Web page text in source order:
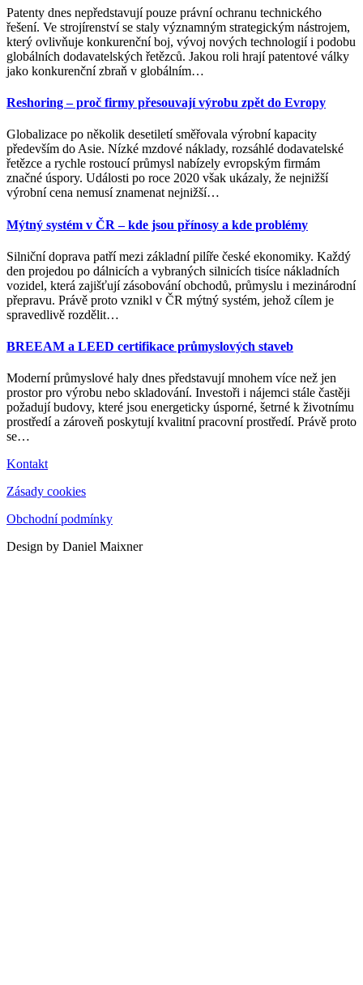
Patenty dnes nepředstavují pouze právní ochranu technického
řešení. Ve strojírenství se staly významným strategickým nástrojem,
který ovlivňuje konkurenční boj, vývoj nových technologií i podobu
globálních dodavatelských řetězců. Jakou roli hrají patentové války
jako konkurenční zbraň v globálním…
Reshoring – proč firmy přesouvají výrobu zpět do Evropy
Globalizace po několik desetiletí směřovala výrobní kapacity
především do Asie. Nízké mzdové náklady, rozsáhlé dodavatelské
řetězce a rychle rostoucí průmysl nabízely evropským firmám
značné úspory. Události po roce 2020 však ukázaly, že nejnižší
výrobní cena nemusí znamenat nejnižší…
Mýtný systém v ČR – kde jsou přínosy a kde problémy
Silniční doprava patří mezi základní pilíře české ekonomiky. Každý
den projedou po dálnicích a vybraných silnicích tisíce nákladních
vozidel, která zajišťují zásobování obchodů, průmyslu i mezinárodní
přepravu. Právě proto vznikl v ČR mýtný systém, jehož cílem je
spravedlivě rozdělit…
BREEAM a LEED certifikace průmyslových staveb
Moderní průmyslové haly dnes představují mnohem více než jen
prostor pro výrobu nebo skladování. Investoři i nájemci stále častěji
požadují budovy, které jsou energeticky úsporné, šetrné k životnímu
prostředí a zároveň poskytují kvalitní pracovní prostředí. Právě proto
se…
Kontakt
Zásady cookies
Obchodní podmínky
Design by Daniel Maixner